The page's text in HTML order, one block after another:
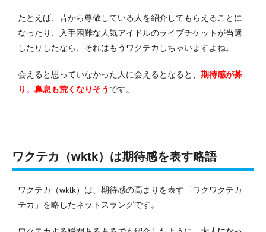
たとえば、昔から尊敬している人を紹介してもらえることに
なったり、入手困難な人気アイドルのライブチケットが当選
したりしたなら、それはもうワクテカしちゃいますよね。
会えると思っていなかった人に会えるとなると、 期待感が募
り、鼻息も荒くなりそう です。
ワクテカ（wktk）は期待感を表す略語
ワクテカ（wktk）は、期待感の高まりを表す「ワクワクテカ
テカ」を略したネットスラングです。